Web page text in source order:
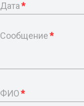
Дата*
Сообщение*
ФИО*